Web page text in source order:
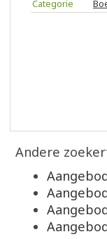
Categorie
Andere